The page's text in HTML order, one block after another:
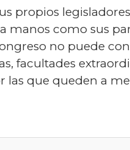
propios
manos como sus
no puede
facultades
que queden a